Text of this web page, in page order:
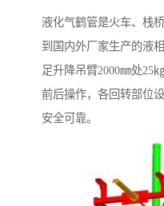
液化气鹤管是火车、栈
到国内外厂家生产的液
足升降吊臂2000㎜处25
前后操作，各回转部位
安全可靠。